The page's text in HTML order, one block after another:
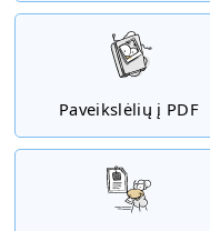
Paveikslėlių į PDF